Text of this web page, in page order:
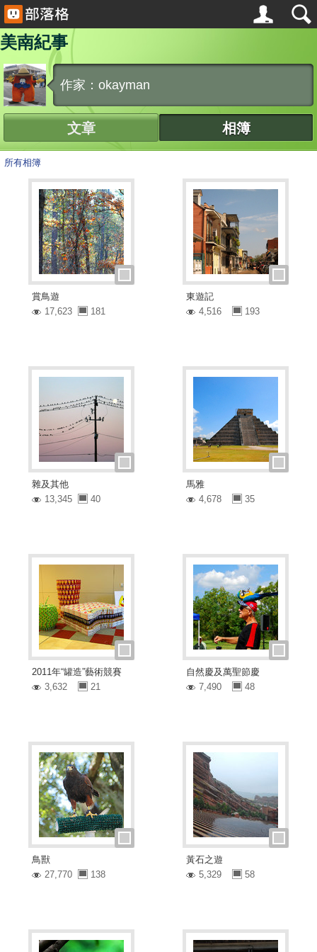
美南紀事
作家：okayman
文章 相簿
所有相簿
賞鳥遊
17,623
181
東遊記
4,516
193
雜及其他
13,345
40
馬雅
4,678
35
2011年“罐造”藝術競賽
3,632
21
自然慶及萬聖節慶
7,490
48
鳥獸
27,770
138
黃石之遊
5,329
58